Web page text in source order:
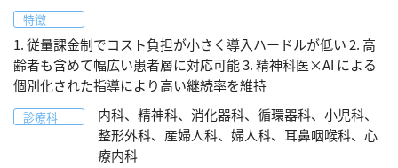
特徴
1. 従量課金制でコスト負担が小さく導入ハードルが低い 2. 高
齢者も含めて幅広い患者層に対応可能 3. 精神科医×AI による
個別化された指導により高い継続率を維持
診療科
内科、精神科、消化器科、循環器科、小児科、
整形外科、産婦人科、婦人科、耳鼻咽喉科、心
療内科